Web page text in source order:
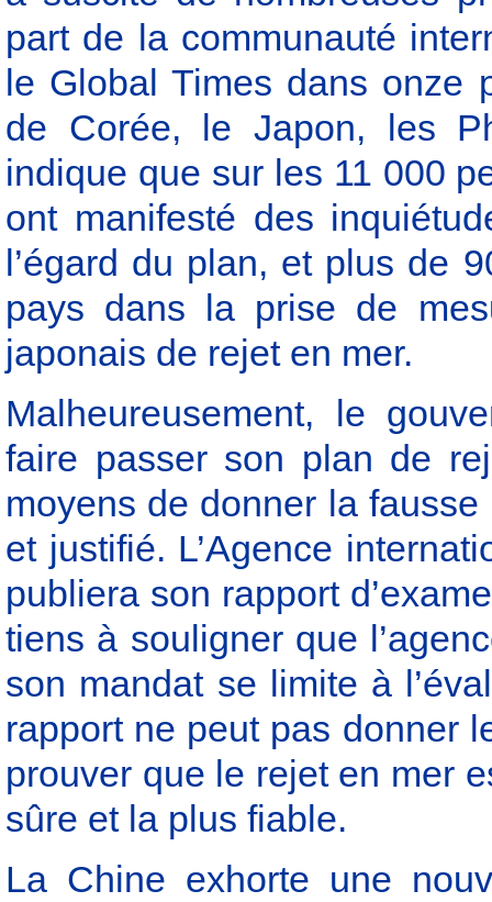
part de la communauté
le Global Times dans onze
de Corée, le Japon, les
indique que sur les 11 000
ont manifesté des
l’égard du plan, et plus de
pays dans la prise de
japonais de rejet en mer.
Malheureusement, le
faire passer son plan de
moyens de donner la
et justifié. L’Agence
publiera son rapport
tiens à souligner que
son mandat se limite à
rapport ne peut pas donner
prouver que le rejet en mer
sûre et la plus fiable.
La Chine exhorte une